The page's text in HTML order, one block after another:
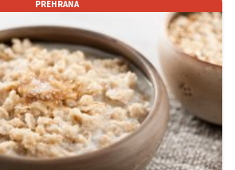
PREHRANA